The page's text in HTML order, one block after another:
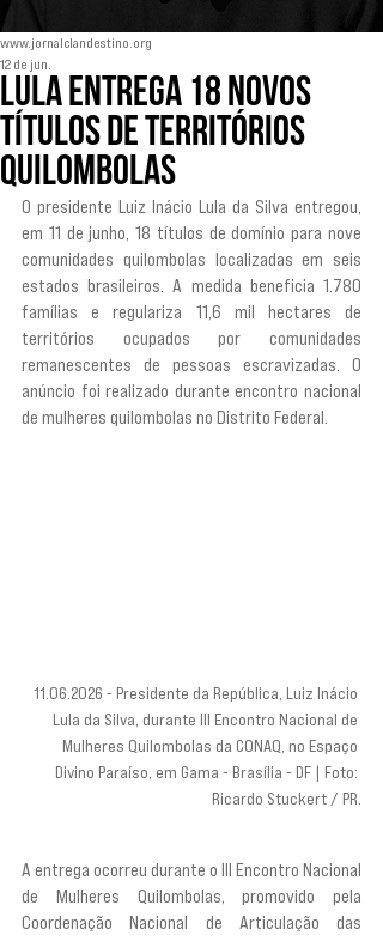
Lula entrega 18 novos
títulos de territórios
quilombolas
www.jornalclandestino.org
12 de jun.
O presidente Luiz Inácio Lula da Silva entregou,
em 11 de junho, 18 títulos de domínio para nove
comunidades quilombolas localizadas em seis
estados brasileiros. A medida beneficia 1.780
famílias e regulariza 11,6 mil hectares de
territórios ocupados por comunidades
remanescentes de pessoas escravizadas. O
anúncio foi realizado durante encontro nacional
de mulheres quilombolas no Distrito Federal.
11.06.2026 - Presidente da República, Luiz Inácio
Lula da Silva, durante III Encontro Nacional de
Mulheres Quilombolas da CONAQ, no Espaço
Divino Paraíso, em Gama - Brasília - DF | Foto:
Ricardo Stuckert / PR.
A entrega ocorreu durante o III Encontro Nacional
de Mulheres Quilombolas, promovido pela
Coordenação Nacional de Articulação das